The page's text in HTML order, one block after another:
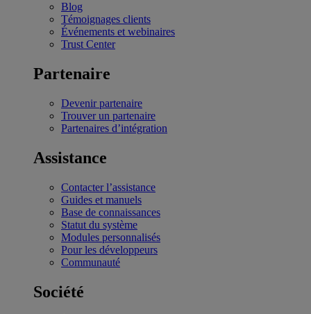
Blog
Témoignages clients
Événements et webinaires
Trust Center
Partenaire
Devenir partenaire
Trouver un partenaire
Partenaires d’intégration
Assistance
Contacter l’assistance
Guides et manuels
Base de connaissances
Statut du système
Modules personnalisés
Pour les développeurs
Communauté
Société